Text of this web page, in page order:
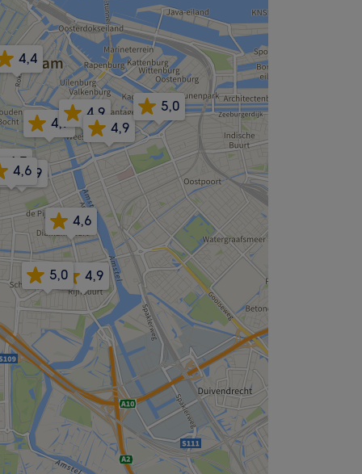
4,7
4,9
4,4
4,9
4,7
4,9
5,0
4,9
5,0
4,6
4,6